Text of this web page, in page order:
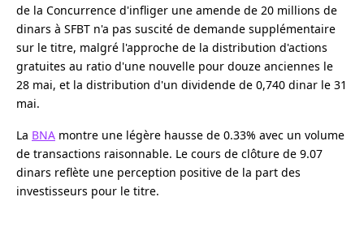
de la Concurrence d'infliger une amende de 20 millions de
dinars à SFBT n'a pas suscité de demande supplémentaire
sur le titre, malgré l'approche de la distribution d'actions
gratuites au ratio d'une nouvelle pour douze anciennes le
28 mai, et la distribution d'un dividende de 0,740 dinar le 31
mai.
La BNA montre une légère hausse de 0.33% avec un volume
de transactions raisonnable. Le cours de clôture de 9.07
dinars reflète une perception positive de la part des
investisseurs pour le titre.